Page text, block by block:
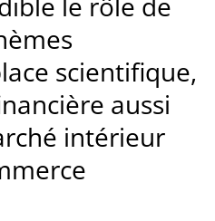
scienti­fique,
aussi
intérieur